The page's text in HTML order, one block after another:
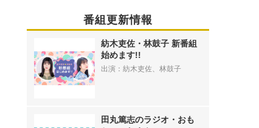
番組更新情報
紡木吏佐・林鼓子 新番組
始めます!!
出演：紡木吏佐、林鼓子
田丸篤志のラジオ・おも